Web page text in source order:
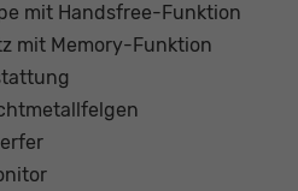
mit Handsfree-Funktion
mit Memory-Funktion